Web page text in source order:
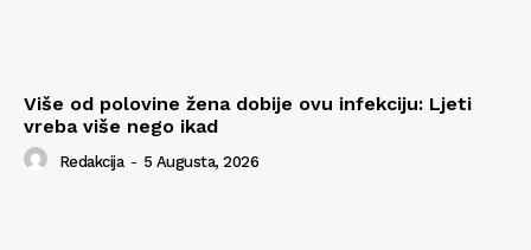
Više od polovine žena dobije ovu infekciju: Ljeti
vreba više nego ikad
Redakcija - 5 Augusta, 2026